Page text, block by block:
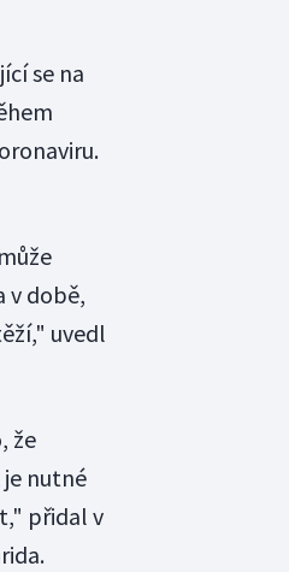
se na
v době,
uvedl
že
nutné
přidal v